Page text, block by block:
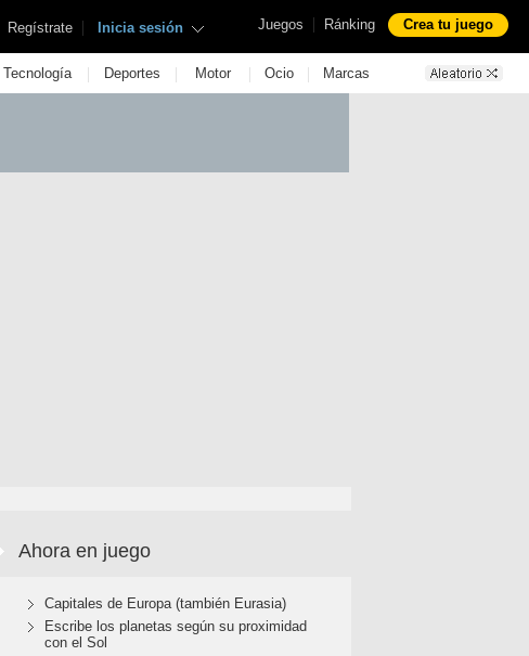
Juegos | Ránking Crea tu juego
Regístrate | Inicia sesión
Tecnología | Deportes | Motor | Ocio | Marcas
Ahora en juego
Capitales de Europa (también Eurasia)
Escribe los planetas según su proximidad
con el Sol